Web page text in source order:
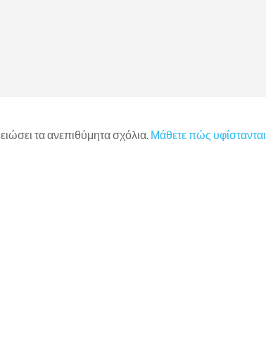
τα ανεπιθύμητα σχόλια. Μάθετε πώς υφίστανται